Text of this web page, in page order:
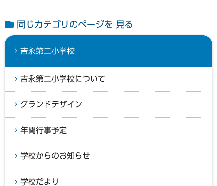
同じカテゴリのページを 見る
吉永第二小学校
吉永第二小学校について
グランドデザイン
年間行事予定
学校からのお知らせ
学校だより